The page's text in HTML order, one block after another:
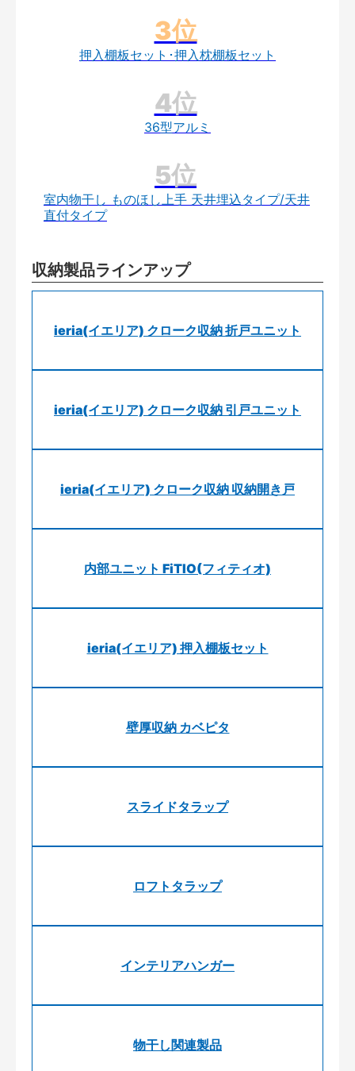
押入棚板セット･押入枕棚板セット
36型アルミ
室内物干し ものほし上手 天井埋込タイプ/天井
直付タイプ
収納製品ラインアップ
ieria(イエリア) クローク収納 折戸ユニット
ieria(イエリア) クローク収納 引戸ユニット
ieria(イエリア) クローク収納 収納開き戸
内部ユニット FiTIO(フィティオ)
ieria(イエリア) 押入棚板セット
壁厚収納 カベピタ
スライドタラップ
ロフトタラップ
インテリアハンガー
物干し関連製品